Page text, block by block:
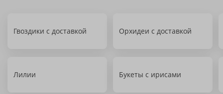
Гвоздики с доставкой Орхидеи с доставкой
Лилии Букеты с ирисами